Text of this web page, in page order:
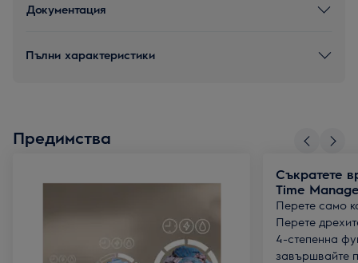
Документация
Пълни характеристики
Предимства
Съкратете
Time
Перете само
Перете
4-степенна
завършвайте